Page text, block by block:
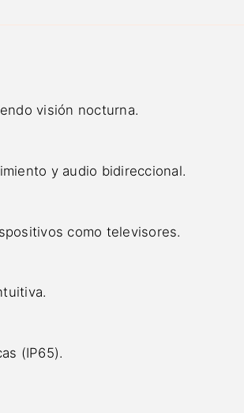
visión nocturna.
y audio bidireccional.
como televisores.
(IP65).